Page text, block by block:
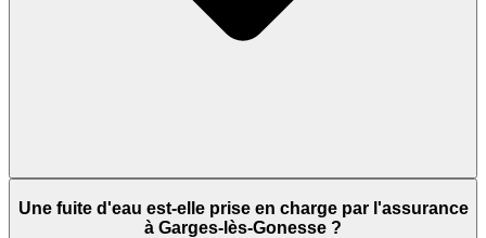
Une fuite d'eau est-elle prise en charge par l'assurance
à Garges-lès-Gonesse ?